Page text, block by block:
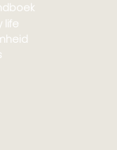
life